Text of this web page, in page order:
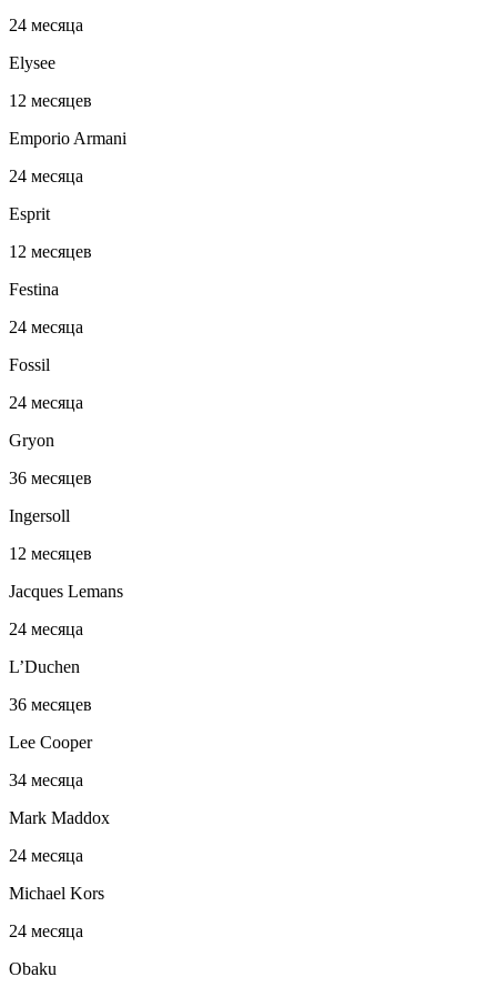
24 месяца
Elysee
12 месяцев
Emporio Armani
24 месяца
Esprit
12 месяцев
Festina
24 месяца
Fossil
24 месяца
Gryon
36 месяцев
Ingersoll
12 месяцев
Jacques Lemans
24 месяца
L’Duchen
36 месяцев
Lee Cooper
34 месяца
Mark Maddox
24 месяца
Michael Kors
24 месяца
Obaku